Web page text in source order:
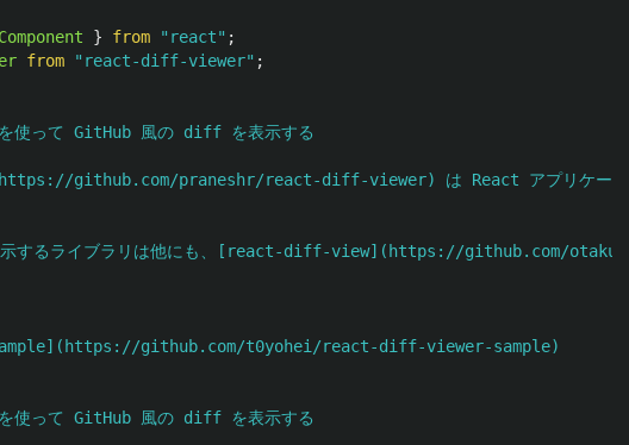
} from " react" ;
from " react-diff-viewer" ;
って GitHub 風の diff を表示する
github.com/praneshr/react-diff-viewer) は React アプリケーション
るライブラリは他にも、[react-diff-view](https://github.com/
github.com/t0yohei/react-diff-viewer-sample)
って GitHub 風の diff を表示する